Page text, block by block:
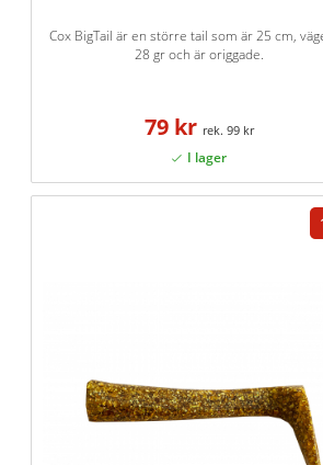
Cox BigTail är en större tail som är 25 cm,
28 gr och är origgade.
79 kr 99 kr